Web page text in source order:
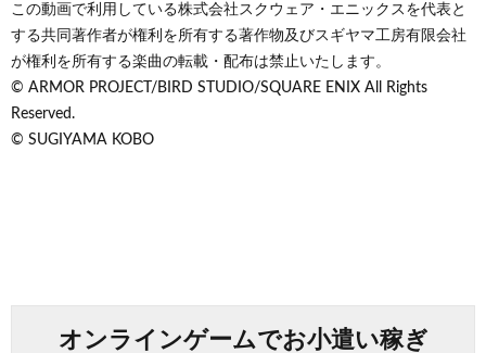
この動画で利用している株式会社スクウェア・エニックスを代表と
する共同著作者が権利を所有する著作物及びスギヤマ工房有限会社
が権利を所有する楽曲の転載・配布は禁止いたします。
© ARMOR PROJECT/BIRD STUDIO/SQUARE ENIX All Rights
Reserved.
© SUGIYAMA KOBO
オンラインゲームでお小遣い稼ぎ